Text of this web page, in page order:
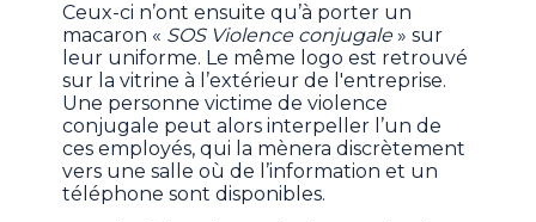
Ceux-ci n’ont ensuite qu’à porter un
macaron « SOS Violence conjugale» sur
leur uniforme. Le même logo est retrouvé
sur la vitrine à l’extérieur de l'entreprise.
Une personne victime de violence
conjugale peut alors interpeller l’un de
ces employés, qui la mènera discrètement
vers une salle où de l’information et un
téléphone sont disponibles.